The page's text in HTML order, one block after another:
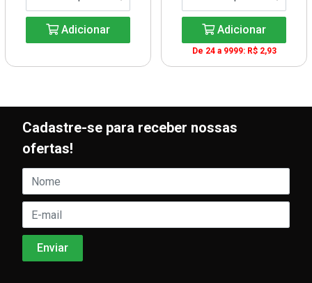
Adicionar Adicionar
De 24 a 9999: R$ 2,93
Cadastre-se para receber nossas
ofertas!